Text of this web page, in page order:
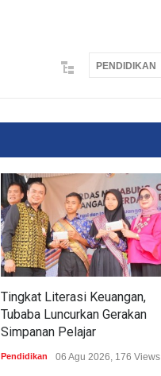
PENDIDIKAN
Tingkat Literasi Keuangan,
Tubaba Luncurkan Gerakan
Simpanan Pelajar
Pendidikan 06 Agu 2026, 176 Views